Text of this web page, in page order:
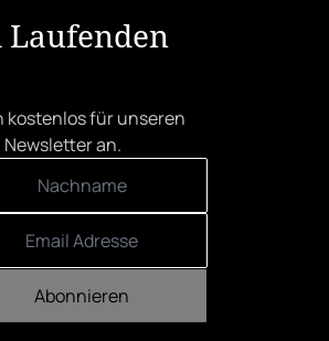
Laufenden
kostenlos für unseren
an.
Abonnieren